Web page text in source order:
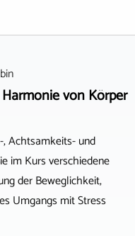
von Körper
Achtsamkeits- und
im Kurs verschiedene
der Beweglichkeit,
Umgangs mit Stress